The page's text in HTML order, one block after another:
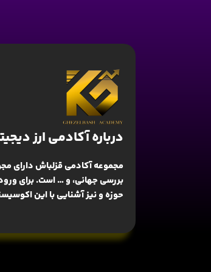
درباره آکادمی ارز
مجموعه آکادمی قزلباش دارای
بررسی جهانی، و … است. برای
حوزه و نیز آشنایی با این